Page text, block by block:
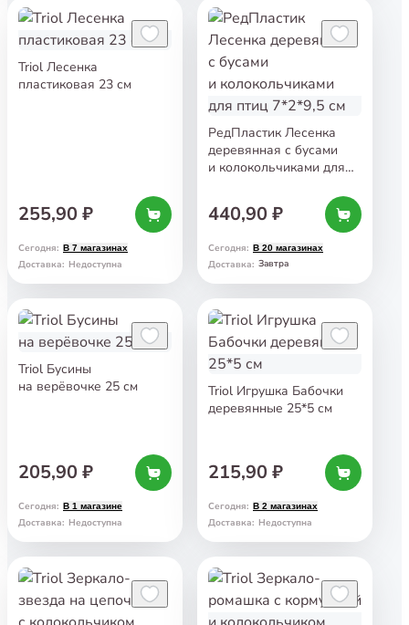
Triol Лесенка
пластиковая 23 см
255,90 ₽
Сегодня: В 7 магазинах
Доставка: Недоступна
РедПластик Лесенка
деревянная с бусами
и колокольчиками для
440,90 ₽
Сегодня: В 20 магазинах
Доставка: Завтра
Triol Бусины
на верёвочке 25 см
205,90 ₽
Сегодня: В 1 магазине
Доставка: Недоступна
Triol Игрушка Бабочки
деревянные 25*5 см
215,90 ₽
Сегодня: В 2 магазинах
Доставка: Недоступна